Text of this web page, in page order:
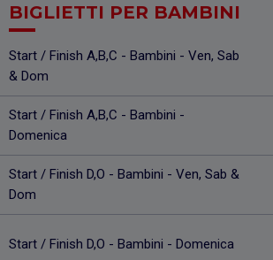
BIGLIETTI PER BAMBINI
Start / Finish A,B,C - Bambini - Ven, Sab
& Dom
Start / Finish A,B,C - Bambini -
Domenica
Start / Finish D,O - Bambini - Ven, Sab &
Dom
Start / Finish D,O - Bambini - Domenica